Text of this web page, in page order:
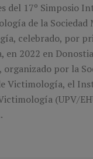
del 17º Simposio
de la Sociedad
celebrado, por
en 2022 en
organizado por la
Victimología, el
(UPV/